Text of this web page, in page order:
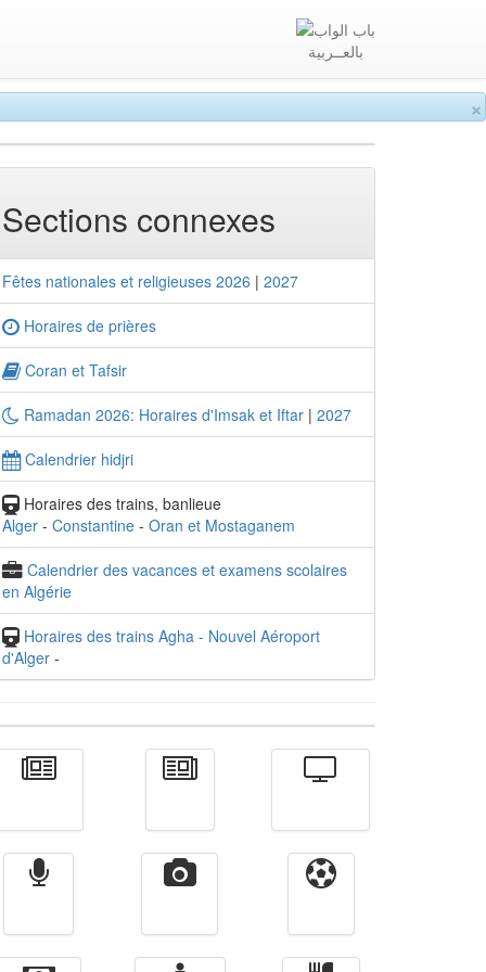
×
بالعــربية
Sections connexes
Fêtes nationales et religieuses 2026 | 2027
Horaires de prières
Coran et Tafsir
Ramadan 2026: Horaires d'Imsak et Iftar | 2027
Calendrier hidjri
Horaires des trains, banlieue
Alger - Constantine - Oran et Mostaganem
Calendrier des vacances et examens scolaires
en Algérie
Horaires des trains Agha - Nouvel Aéroport
d'Alger -